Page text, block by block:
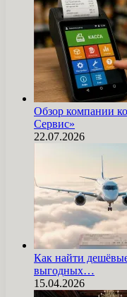
Обзор компании
Сервис»
22.07.2026
Как найти
выгодных…
15.04.2026